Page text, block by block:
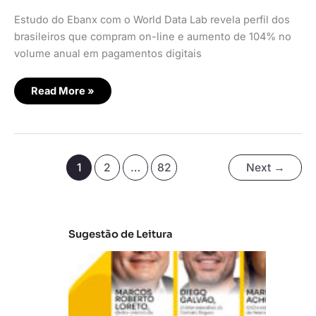
Estudo do Ebanx com o World Data Lab revela perfil dos
brasileiros que compram on-line e aumento de 104% no
volume anual em pagamentos digitais
Read More »
1 2 … 82 Next →
Sugestão de Leitura